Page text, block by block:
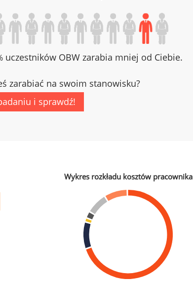
uczestników OBW zarabia mniej od Ciebie.
zarabiać na swoim stanowisku?
i sprawdź!
Wykres rozkładu kosztów pracownika